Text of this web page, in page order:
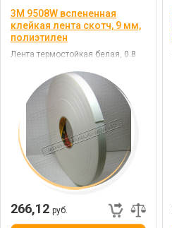
3M 9508W вспененная
клейкая лента скотч, 9 мм,
полиэтилен
Лента термостойкая белая, 0.8
266,12 руб.